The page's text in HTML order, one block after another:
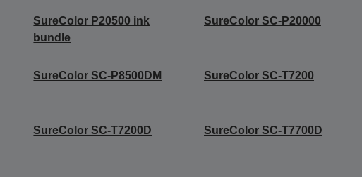
SureColor P20500 ink
bundle
SureColor SC-P20000
SureColor SC-P8500DM SureColor SC-T7200
SureColor SC-T7200D SureColor SC-T7700D